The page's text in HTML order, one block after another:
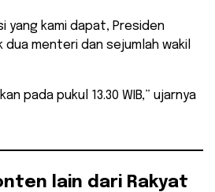
yang kami dapat, Presiden
menteri dan sejumlah wakil
pada pukul 13.30 WIB,” ujarnya
lain dari Rakyat